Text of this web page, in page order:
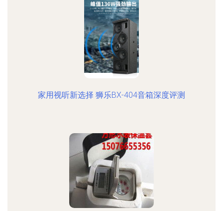
家用视听新选择 狮乐BX-404音箱深度评测